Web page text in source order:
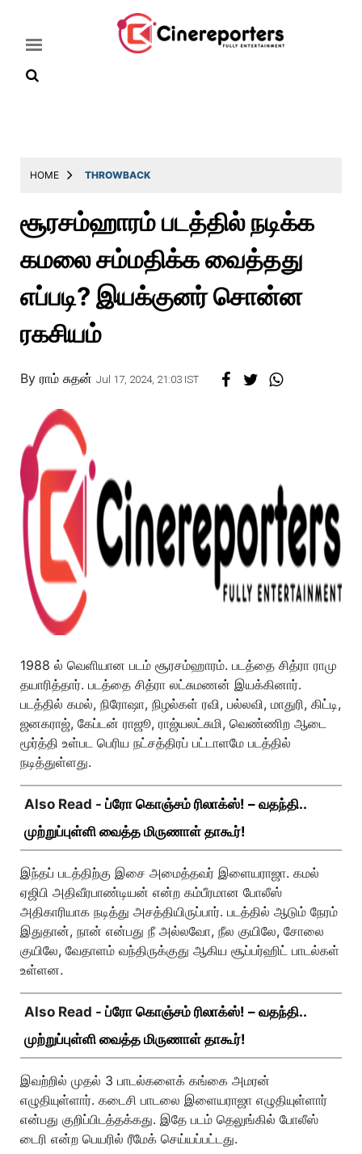
Latest
Throwback
Television
Reviews
Story
HOME THROWBACK
சூரசம்ஹாரம் படத்தில் நடிக்க
கமலை சம்மதிக்க வைத்தது
எப்படி? இயக்குனர் சொன்ன
ரகசியம்
By ராம் சுதன் Jul 17, 2024, 21:03 IST
1988 ல் வெளியான படம் சூரசம்ஹாரம். படத்தை சித்ரா ராமு
தயாரித்தார். படத்தை சித்ரா லட்சுமணன் இயக்கினார்.
படத்தில் கமல், நிரோஷா, நிழல்கள் ரவி, பல்லவி, மாதுரி, கிட்டி,
ஜனகராஜ், கேப்டன் ராஜூ, ராஜ்யலட்சுமி, வெண்ணிற ஆடை
மூர்த்தி உள்பட பெரிய நட்சத்திரப் பட்டாளமே படத்தில்
நடித்துள்ளது.
Also Read - ப்ரோ கொஞ்சம் ரிலாக்ஸ்! – வதந்தி..
முற்றுப்புள்ளி வைத்த மிருணாள் தாகூர்!
இந்தப் படத்திற்கு இசை அமைத்தவர் இளையராஜா. கமல்
ஏஜிபி அதிவீரபாண்டியன் என்ற கம்பீரமான போலீஸ்
அதிகாரியாக நடித்து அசத்தியிருப்பார். படத்தில் ஆடும் நேரம்
இதுதான், நான் என்பது நீ அல்லவோ, நீல குயிலே, சோலை
குயிலே, வேதாளம் வந்திருக்குது ஆகிய சூப்பர்ஹிட் பாடல்கள்
உள்ளன.
Also Read - ப்ரோ கொஞ்சம் ரிலாக்ஸ்! – வதந்தி..
முற்றுப்புள்ளி வைத்த மிருணாள் தாகூர்!
இவற்றில் முதல் 3 பாடல்களைக் கங்கை அமரன்
எழுதியுள்ளார். கடைசி பாடலை இளையராஜா எழுதியுள்ளார்
என்பது குறிப்பிடத்தக்கது. இதே படம் தெலுங்கில் போலீஸ்
டைரி என்ற பெயரில் ரீமேக் செய்யப்பட்டது.